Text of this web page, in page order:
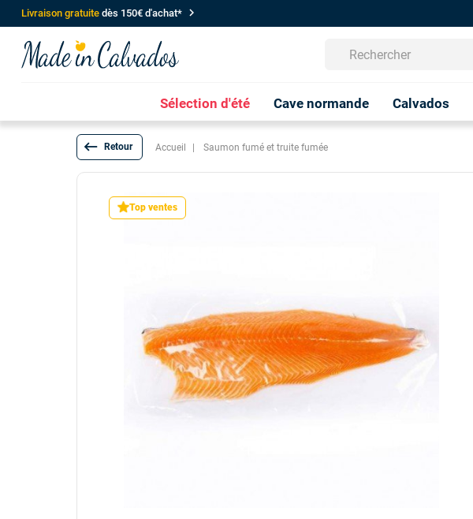
Livraison gratuitedès 150€ d'achat* chevron_right
Sélection d'été Cave normande Calvados
keyboard_backspace Accueil Saumon fumé et truite fumée